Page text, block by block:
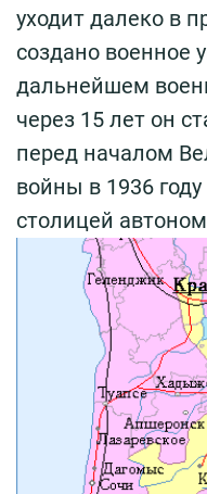
уходит далеко в
создано военное
дальнейшем
через 15 лет он
перед началом
войны в 1936
столицей